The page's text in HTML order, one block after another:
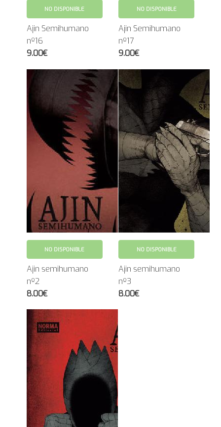
NO DISPONIBLE
Ajin Semihumano
nº16
9.00€
NO DISPONIBLE
Ajin Semihumano
nº17
9.00€
NO DISPONIBLE
Ajin semihumano
nº2
8.00€
NO DISPONIBLE
Ajin semihumano
nº3
8.00€